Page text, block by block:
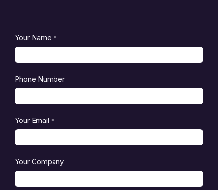
Your Name *
Phone Number
Your Email *
Your Company